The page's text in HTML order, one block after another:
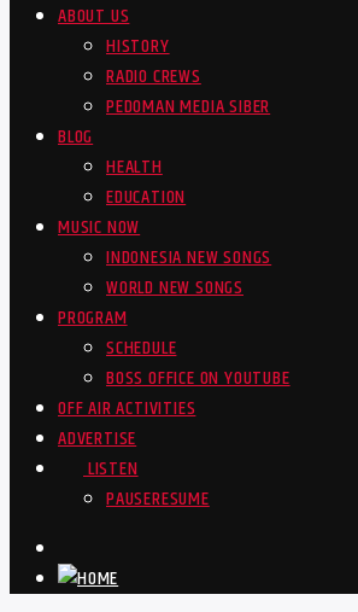
ABOUT US
HISTORY
RADIO CREWS
PEDOMAN MEDIA SIBER
BLOG
HEALTH
EDUCATION
MUSIC NOW
INDONESIA NEW SONGS
WORLD NEW SONGS
PROGRAM
SCHEDULE
BOSS OFFICE ON YOUTUBE
OFF AIR ACTIVITIES
ADVERTISE
LISTEN
PAUSERESUME